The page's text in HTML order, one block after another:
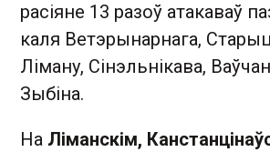
расіяне 13 разоў атакаваў
каля Ветэрынарнага,
Ліману, Сінэльнікава,
Зыбіна.
На Ліманскім,